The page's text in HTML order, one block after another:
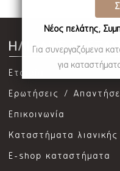
ΗΛΙΑΔΗΣ
Εταιρία
Ερωτήσεις /
Επικοινωνία
Καταστήματα λιανικής
E-shop καταστήματα
Για συνεργαζόμενα
Νέος πελάτης;
για